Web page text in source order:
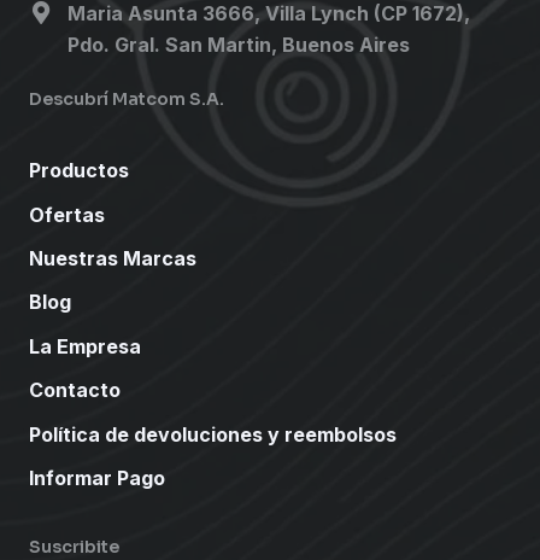
Maria Asunta 3666, Villa Lynch (CP 1672),
Pdo. Gral. San Martin, Buenos Aires
Descubrí Matcom S.A.
Productos
Ofertas
Nuestras Marcas
Blog
La Empresa
Contacto
Política de devoluciones y reembolsos
Informar Pago
Suscribite